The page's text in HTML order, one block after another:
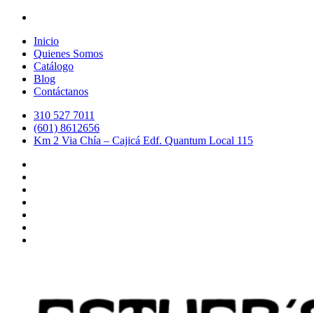
Inicio
Quienes Somos
Catálogo
Blog
Contáctanos
310 527 7011
(601) 8612656
Km 2 Via Chía – Cajicá Edf. Quantum Local 115